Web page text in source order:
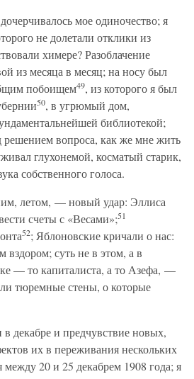
мое одиночество; я
не долетали отклики из
химере? Разоблачение
из месяца в месяц; на носу был
побоищем49, из которого я был
50, в угрюмый дом,
библиотекой;
решением вопроса, как же мне жить
глухонемой, косматый старик,
собственного голоса.
летом, — новый удар: Эллиса
счеты с «Весами»;51
52; Яблоновские кричали о нас:
вздором; суть не в этом, а в
— то капиталиста, а то Азефа, —
тюремные стены, о которые
декабре и предчувствие новых,
их в переживания нескольких
20 и 25 декабрем 1908 года; я